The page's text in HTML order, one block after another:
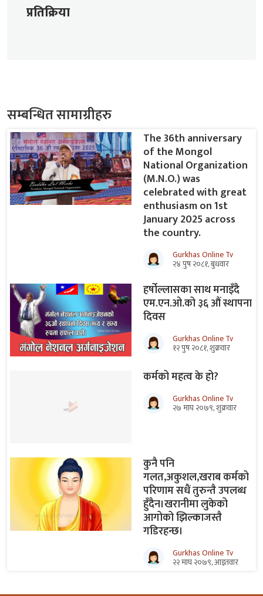
प्रतिक्रिया
सम्बन्धित सामाग्रीहरु
The 36th anniversary
of the Mongol
National Organization
(M.N.O.) was
celebrated with great
enthusiasm on 1st
January 2025 across
the country.
Gurkhas Online Tv
२४ पुष २०८१, बुधवार
हर्षोल्लासका साथ मनाइँदै
एम.एन.ओ.को ३६ औं स्थापना
दिवस
Gurkhas Online Tv
१२ पुष २०८१, शुक्रवार
कर्मको महत्व के हो?
Gurkhas Online Tv
२७ माघ २०७९, शुक्रवार
कुनै पनि
गलत,अकुशल,खराब कर्मको
परिणाम सधैं तुरुन्तै उपलब्ध
हुँदैन।खरानीमा लुकेको
आगोको झिल्काजस्तै
गडिरहन्छ।
Gurkhas Online Tv
२२ माघ २०७९, आइतवार